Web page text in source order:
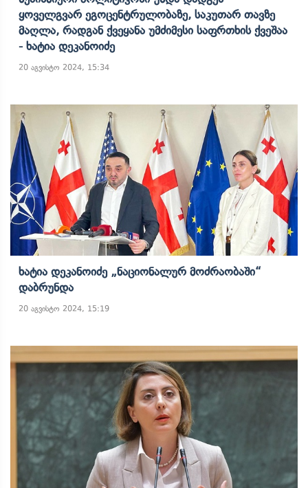
Ყოველგვარ Ეგოცენტრულობაზე, Საკუთარ Თავზე
Მაღლა, Რადგან Ქვეყანა Უმძიმესი Საფრთხის Ქვეშაა
- Ხატია Დეკანოიძე
20 აგვისტო 2024, 15:34
Ხატია Დეკანოიძე „ნაციონალურ Მოძრაობაში“
Დაბრუნდა
20 აგვისტო 2024, 15:19